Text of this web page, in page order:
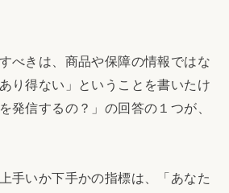
べきは、商品や保障の情報ではな
り得ない」ということを書いたけ
発信するの？」の回答の１つが、
手いか下手かの指標は、「あなた